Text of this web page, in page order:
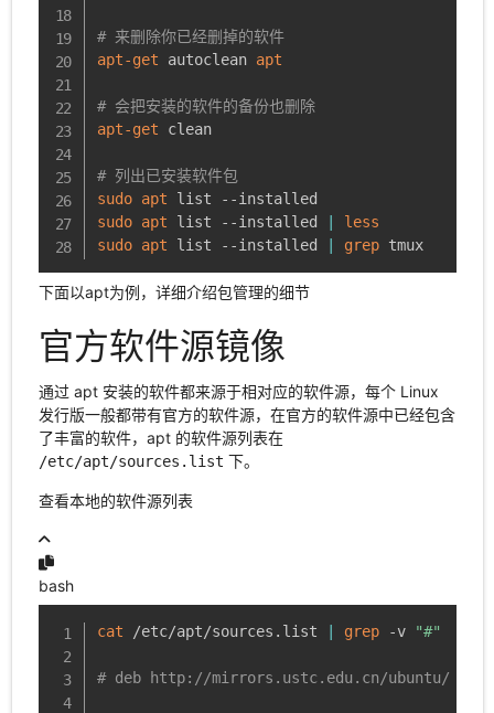
# 来删除你已经删掉的软件
apt-get autoclean apt
# 会把安装的软件的备份也删除
apt-get clean
# 列出已安装软件包
sudo apt
sudo apt list --installed
less
sudo apt list --installed grep tmux
下面以apt为例，详细介绍包管理的细节
官方软件源镜像
通过 apt 安装的软件都来源于相对应的软件源，每个 Linux
发行版一般都带有官方的软件源，在官方的软件源中已经包含
了丰富的软件，apt 的软件源列表在
/etc/apt/sources.list 下。
查看本地的软件源列表
bash
cat /etc/apt/sources.list grep -v "#"
# deb http://mirrors.ustc.edu.cn/ubuntu/